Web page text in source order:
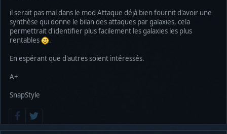
il serait pas mal dans le mod Attaque déjà bien fournit d'avoir une
synthèse qui donne le bilan des attaques par galaxies, cela
permettrait d'identifier plus facilement les galaxies les plus
rentables
.
En espérant que d'autres soient intéressés.
A+
SnapStyle